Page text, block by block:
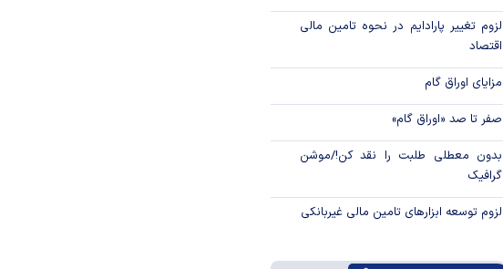
لزوم تغییر پارادایم در نحوه تامین مالی
اقتصاد
مزایای اوراق گام
صفر تا صد «اوراق گام»
بدون معطلی طلبت را نقد کن!/موشن
گرافیک
لزوم توسعه ابزارهای تامین مالی غیربانکی